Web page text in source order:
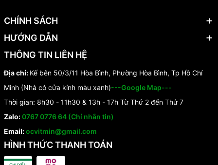
CHÍNH SÁCH
HƯỚNG DẪN
THÔNG TIN LIÊN HỆ
Địa chỉ: Kế bên 50/3/11 Hòa Bình, Phường Hòa Bình, Tp Hồ Chí
Minh (Nhà có cửa kính màu xanh)---Google Map---
Thời gian: 8h30 - 11h30 & 13h - 17h Từ Thứ 2 đến Thứ 7
Zalo:0767 0776 64 (Chỉ nhắn tin)
Email:ocvitmin@gmail.com
HÌNH THỨC THANH TOÁN